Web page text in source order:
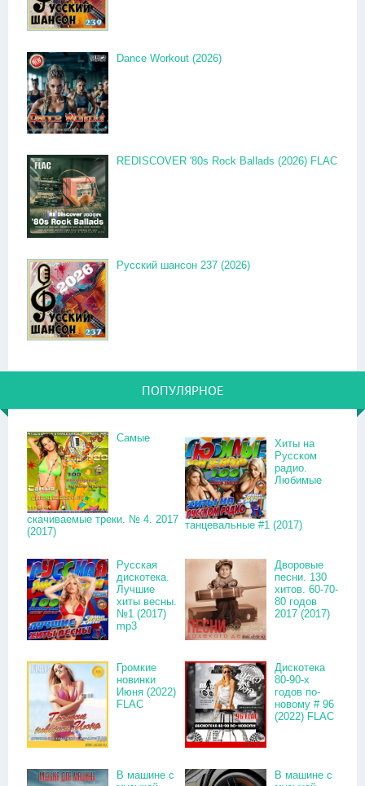
Dance Workout (2026)
REDISCOVER '80s Rock Ballads (2026) FLAC
Русский шансон 237 (2026)
ПОПУЛЯРНОЕ
Самые
скачиваемые треки. № 4. 2017
(2017)
Хиты на
Русском
радио.
Любимые
танцевальные #1 (2017)
Русская
дискотека.
Лучшие
хиты весны.
№1 (2017)
mp3
Дворовые
песни. 130
хитов. 60-70-
80 годов
2017 (2017)
Громкие
новинки
Июня (2022)
FLAC
Дискотека
80-90-х
годов по-
новому # 96
(2022) FLAC
В машине с
В машине с